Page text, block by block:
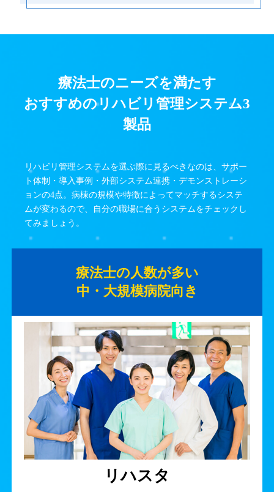
療法士のニーズを満たす
おすすめのリハビリ管理システム3
製品
リハビリ管理システムを選ぶ際に見るべきなのは、サポー
ト体制・導入事例・外部システム連携・デモンストレーシ
ョンの4点。病棟の規模や特徴によってマッチするシステ
ムが変わるので、自分の職場に合うシステムをチェックし
てみましょう。
療法士の人数が多い
中・大規模病院向き
リハスタ